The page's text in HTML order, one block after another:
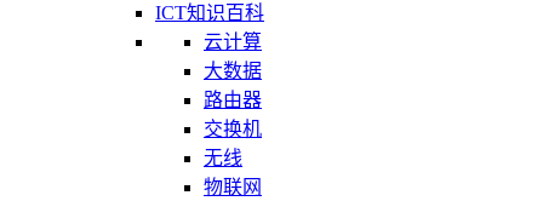
ICT知识百科
云计算
大数据
路由器
交换机
无线
物联网